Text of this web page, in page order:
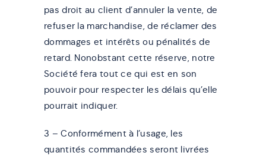
pas droit au client d’annuler la vente, de
refuser la marchandise, de réclamer des
dommages et intérêts ou pénalités de
retard. Nonobstant cette réserve, notre
Société fera tout ce qui est en son
pouvoir pour respecter les délais qu’elle
pourrait indiquer.
3 – Conformément à l’usage, les
quantités commandées seront livrées